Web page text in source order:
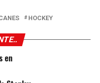
HOCKEY
en